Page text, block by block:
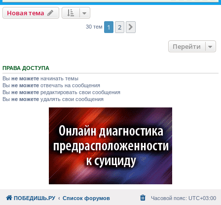
Новая тема
30 тем 1 2
Перейти
ПРАВА ДОСТУПА
Вы не можете начинать темы
Вы не можете отвечать на сообщения
Вы не можете редактировать свои сообщения
Вы не можете удалять свои сообщения
ПОБЕДИШЬ.РУ Список форумов Часовой пояс: UTC+03:00